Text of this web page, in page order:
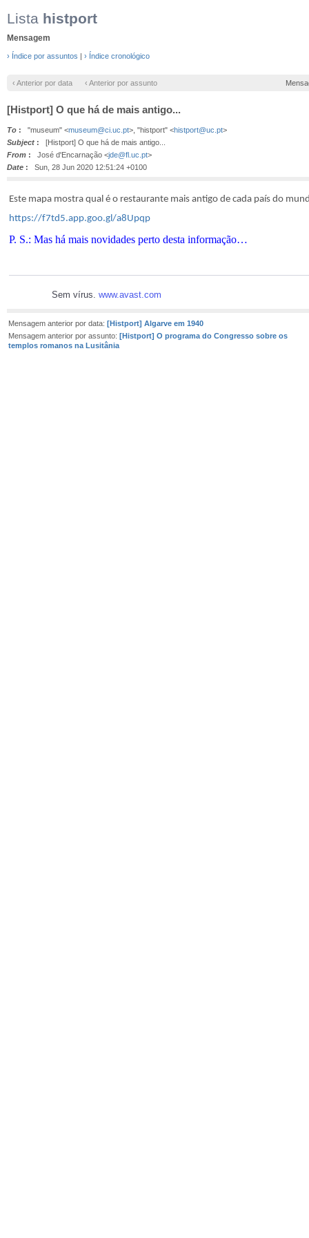
Lista histport
Mensagem
› Índice por assuntos | › Índice cronológico
‹ Anterior por data ‹ Anterior por assunto
[Histport] O que há de mais antigo...
To : "museum" <museum@ci.uc.pt>, "histport" <histport@uc.pt>
Subject : [Histport] O que há de mais antigo...
From : José d'Encarnação <jde@fl.uc.pt>
Date : Sun, 28 Jun 2020 12:51:24 +0100
Este mapa mostra qual é o restaurante mais antigo de cada país do
https://f7td5.app.goo.gl/a8Upqp
P. S.: Mas há mais novidades perto desta informação…
Sem vírus. www.avast.com
Mensagem anterior por data: [Histport] Algarve em 1940
Mensagem anterior por assunto: [Histport] O programa do Congresso sobre os
templos romanos na Lusitânia